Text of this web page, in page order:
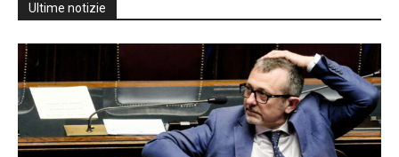
Ultime notizie